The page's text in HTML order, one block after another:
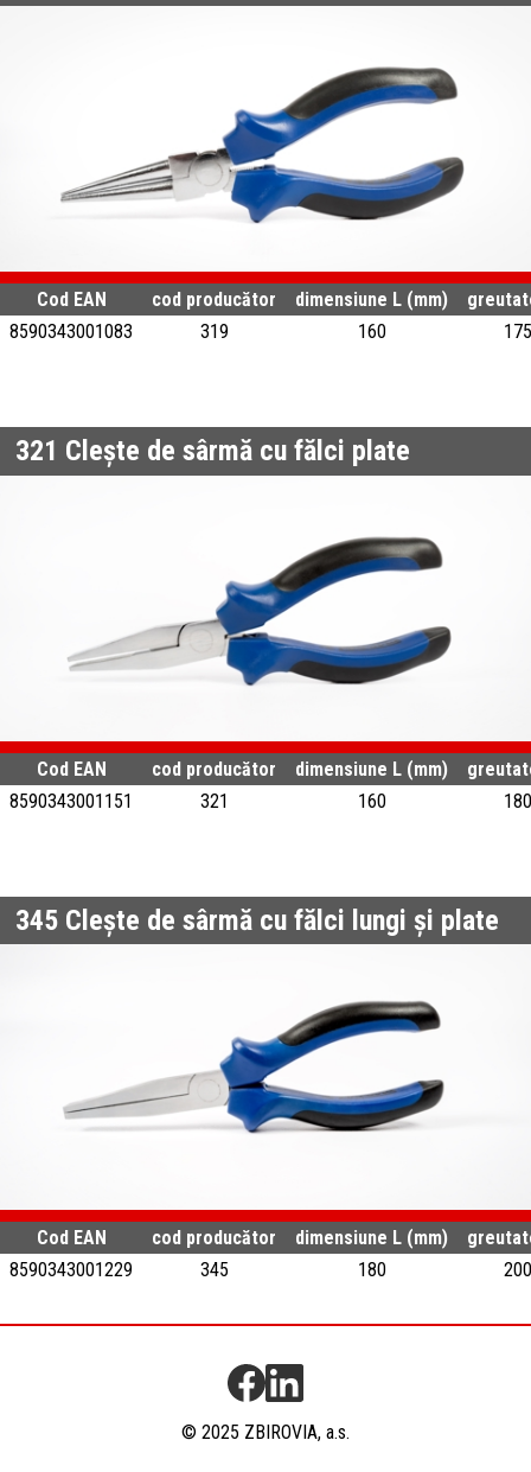
Cod EAN cod producător dimensiune L (mm)
8590343001083
319 160 175
321 Clește de sârmă cu fălci plate
Cod EAN cod producător dimensiune L (mm)
8590343001151
321 160 180
345 Clește de sârmă cu fălci lungi și plate
Cod EAN cod producător dimensiune L (mm)
8590343001229
345 180 200
© 2025 ZBIROVIA, a.s.